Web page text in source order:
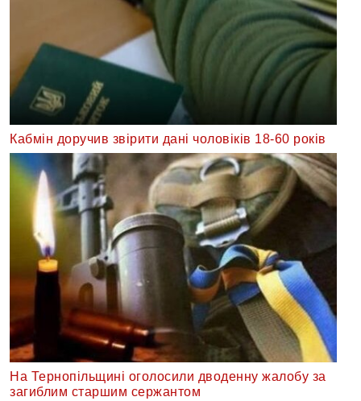
Кабмін доручив звірити дані чоловіків 18-60 років
На Тернопільщині оголосили дводенну жалобу за
загиблим старшим сержантом